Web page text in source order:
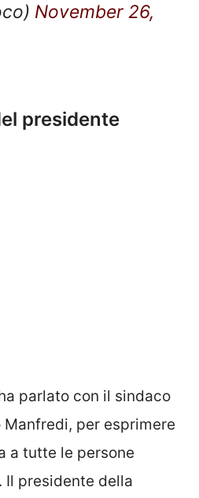
November 26,
presidente
parlato con il sindaco
Manfredi, per esprimere
a tutte le persone
Il presidente della